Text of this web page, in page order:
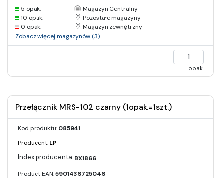
5 opak.
Magazyn Centralny
10 opak.
Pozostałe magazyny
0 opak.
Magazyn zewnętrzny
Zobacz więcej magazynów (3)
opak.
Przełącznik MRS-102 czarny (1opak.=1szt.)
Kod produktu:085941
Producent:LP
BX1866
Product EAN:5901436725046